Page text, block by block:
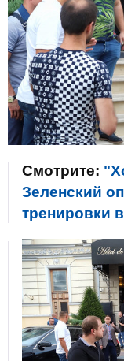
Смотрите:
Зеленский
тренировки